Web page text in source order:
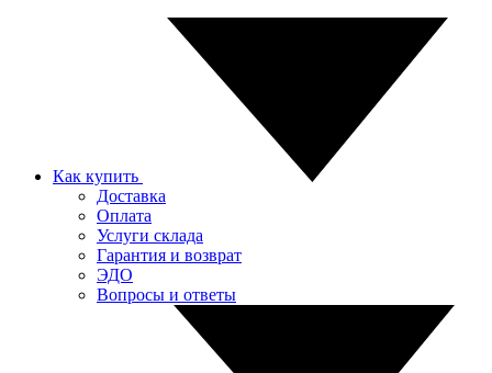
Как купить
Доставка
Оплата
Услуги склада
Гарантия и возврат
ЭДО
Вопросы и ответы